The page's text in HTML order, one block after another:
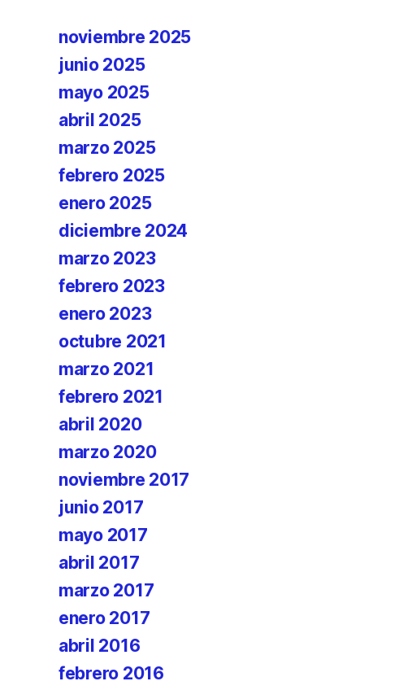
noviembre 2025
junio 2025
mayo 2025
abril 2025
marzo 2025
febrero 2025
enero 2025
diciembre 2024
marzo 2023
febrero 2023
enero 2023
octubre 2021
marzo 2021
febrero 2021
abril 2020
marzo 2020
noviembre 2017
junio 2017
mayo 2017
abril 2017
marzo 2017
enero 2017
abril 2016
febrero 2016